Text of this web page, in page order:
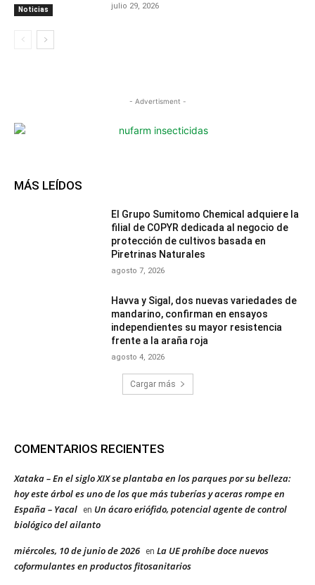
Noticias julio 29, 2026
- Advertisment -
MÁS LEÍDOS
El Grupo Sumitomo Chemical adquiere la
filial de COPYR dedicada al negocio de
protección de cultivos basada en
Piretrinas Naturales
agosto 7, 2026
Havva y Sigal, dos nuevas variedades de
mandarino, confirman en ensayos
independientes su mayor resistencia
frente a la araña roja
agosto 4, 2026
Cargar más
COMENTARIOS RECIENTES
Xataka – En el siglo XIX se plantaba en los parques por su belleza:
hoy este árbol es uno de los que más tuberías y aceras rompe en
España – Yacal
en Un ácaro eriófido, potencial agente de control
biológico del ailanto
miércoles, 10 de junio de 2026 en La UE prohíbe doce nuevos
coformulantes en productos fitosanitarios